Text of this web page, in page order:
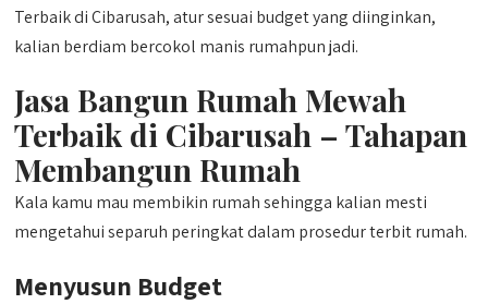
Terbaik di Cibarusah, atur sesuai budget yang diinginkan,
kalian berdiam bercokol manis rumahpun jadi.
Jasa Bangun Rumah Mewah
Terbaik di Cibarusah – Tahapan
Membangun Rumah
Kala kamu mau membikin rumah sehingga kalian mesti
mengetahui separuh peringkat dalam prosedur terbit rumah.
Menyusun Budget